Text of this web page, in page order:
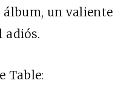
un valiente
adiós.
Table: